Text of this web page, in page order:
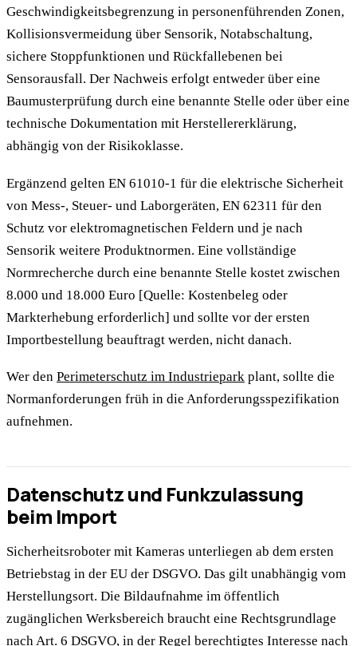
Geschwindigkeitsbegrenzung in personenführenden Zonen,
Kollisionsvermeidung über Sensorik, Notabschaltung,
sichere Stoppfunktionen und Rückfallebenen bei
Sensorausfall. Der Nachweis erfolgt entweder über eine
Baumusterprüfung durch eine benannte Stelle oder über eine
technische Dokumentation mit Herstellererklärung,
abhängig von der Risikoklasse.
Ergänzend gelten EN 61010-1 für die elektrische Sicherheit
von Mess-, Steuer- und Laborgeräten, EN 62311 für den
Schutz vor elektromagnetischen Feldern und je nach
Sensorik weitere Produktnormen. Eine vollständige
Normrecherche durch eine benannte Stelle kostet zwischen
8.000 und 18.000 Euro [Quelle: Kostenbeleg oder
Markterhebung erforderlich] und sollte vor der ersten
Importbestellung beauftragt werden, nicht danach.
Wer den Perimeterschutz im Industriepark plant, sollte die
Normanforderungen früh in die Anforderungsspezifikation
aufnehmen.
Datenschutz und Funkzulassung
beim Import
Sicherheitsroboter mit Kameras unterliegen ab dem ersten
Betriebstag in der EU der DSGVO. Das gilt unabhängig vom
Herstellungsort. Die Bildaufnahme im öffentlich
zugänglichen Werksbereich braucht eine Rechtsgrundlage
nach Art. 6 DSGVO, in der Regel berechtigtes Interesse nach